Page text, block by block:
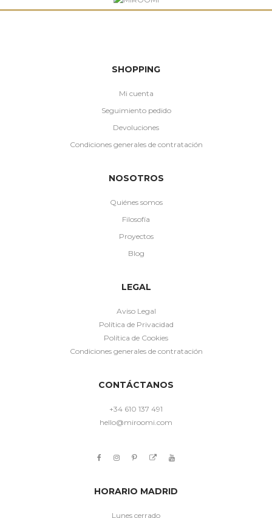
SHOPPING
Mi cuenta
Seguimiento pedido
Devoluciones
Condiciones generales de contratación
NOSOTROS
Quiénes somos
Filosofía
Proyectos
Blog
LEGAL
Aviso Legal
Política de Privacidad
Política de Cookies
Condiciones generales de contratación
CONTÁCTANOS
+34 610 137 491
hello@miroomi.com
HORARIO MADRID
Lunes cerrado